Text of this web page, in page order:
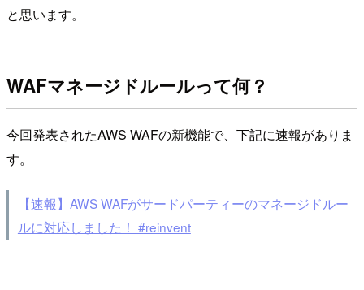
と思います。
WAFマネージドルールって何？
今回発表されたAWS WAFの新機能で、下記に速報がありま
す。
【速報】AWS WAFがサードパーティーのマネージドルー
ルに対応しました！ #reinvent